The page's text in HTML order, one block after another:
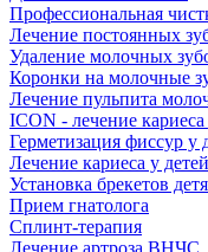
Профессиональная
Лечение постоянных
Удаление молочных
Коронки на молочные
Лечение пульпита
ICON - лечение кариеса
Герметизация фиссур у
Лечение кариеса у детей
Установка брекетов
Прием гнатолога
Сплинт-терапия
Лечение артроза ВНЧС